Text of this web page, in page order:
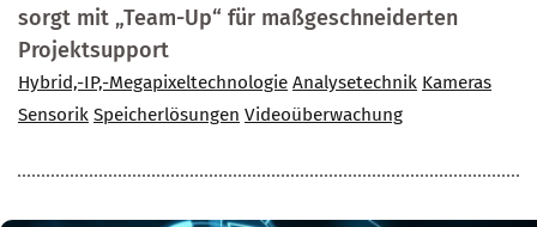
sorgt mit „Team-Up“ für maßgeschneiderten
Projektsupport
Hybrid,-IP,-Megapixeltechnologie Analysetechnik Kameras
Sensorik Speicherlösungen Videoüberwachung